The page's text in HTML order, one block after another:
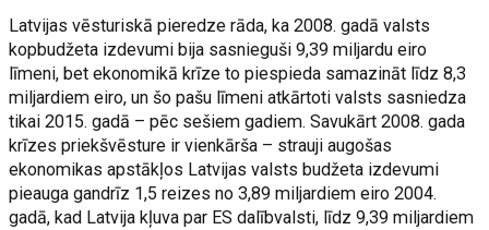
Latvijas vēsturiskā pieredze rāda, ka 2008. gadā valsts
kopbudžeta izdevumi bija sasnieguši 9,39 miljardu eiro
līmeni, bet ekonomikā krīze to piespieda samazināt līdz 8,3
miljardiem eiro, un šo pašu līmeni atkārtoti valsts sasniedza
tikai 2015. gadā – pēc sešiem gadiem. Savukārt 2008. gada
krīzes priekšvēsture ir vienkārša – strauji augošas
ekonomikas apstākļos Latvijas valsts budžeta izdevumi
pieauga gandrīz 1,5 reizes no 3,89 miljardiem eiro 2004.
gadā, kad Latvija kļuva par ES dalībvalsti, līdz 9,39 miljardiem